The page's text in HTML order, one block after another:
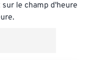
sur le champ d'heure